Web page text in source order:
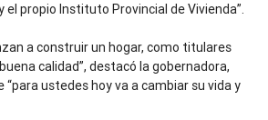
el propio Instituto Provincial de Vivienda”.
a construir un hogar, como titulares
calidad”, destacó la gobernadora,
“para ustedes hoy va a cambiar su vida y